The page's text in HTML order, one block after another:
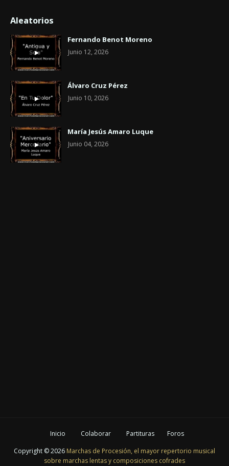
Aleatorios
Fernando Benot Moreno
Junio 12, 2026
Álvaro Cruz Pérez
Junio 10, 2026
María Jesús Amaro Luque
Junio 04, 2026
Inicio Colaborar Partituras
Foros
Copyright ©2026 Marchas de Procesión, el mayor repertorio musical
sobre marchas lentas y composiciones cofrades